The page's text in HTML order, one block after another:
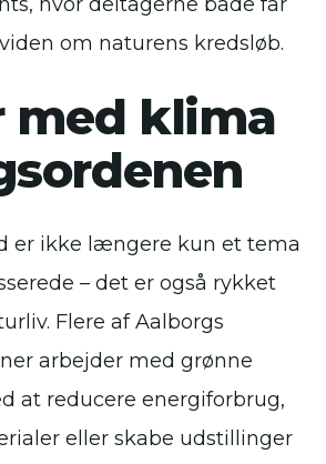
om naturens kredsløb.
med klima
er ikke længere kun et tema
– det er også rykket
Flere af Aalborgs
arbejder med grønne
at reducere energiforbrug,
eller skabe udstillinger